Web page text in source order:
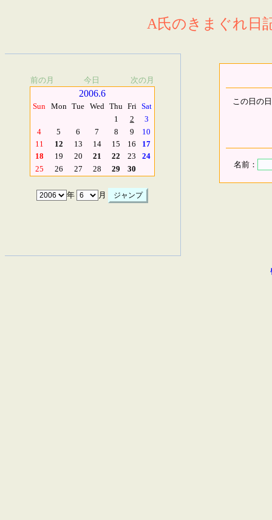
A氏のきまぐれ日
前の月 今日 次の月
2006.6
Sun Mon Tue Wed Thu Fri Sat
1
2
3
4
5 6 7 8 9
10
11
12 13 14 15 16
17
18
19 20 21 22 23
24
25
26 27 28 29 30
年 月
この日の
名前：